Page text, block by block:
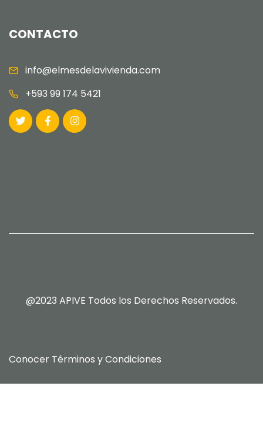
CONTACTO
info@elmesdelavivienda.com
+593 99 174 5421
@2023 APIVE Todos los Derechos Reservados.
Conocer Términos y Condiciones